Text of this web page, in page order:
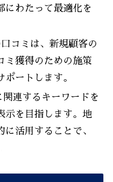
にわたって最適化を
コミは、新規顧客の
ミ獲得のための施策
ートします。
関連するキーワードを
示を目指します。地
活用することで、